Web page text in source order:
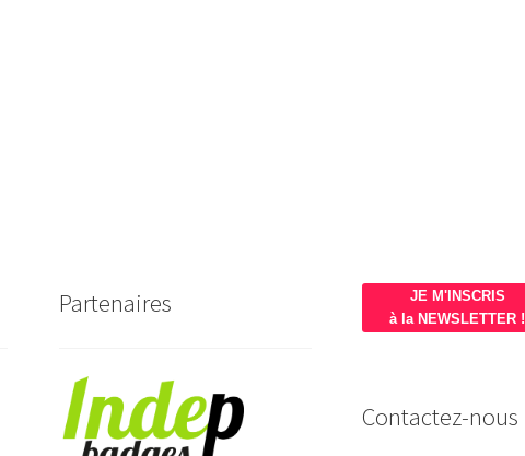
Partenaires
JE M'INSCRIS
à la NEWSLETTER !
Contactez-nous